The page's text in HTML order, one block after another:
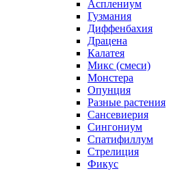
Асплениум
Гузмания
Диффенбахия
Драцена
Калатея
Микс (смеси)
Монстера
Опунция
Разные растения
Сансевиерия
Сингониум
Спатифиллум
Стрелиция
Фикус